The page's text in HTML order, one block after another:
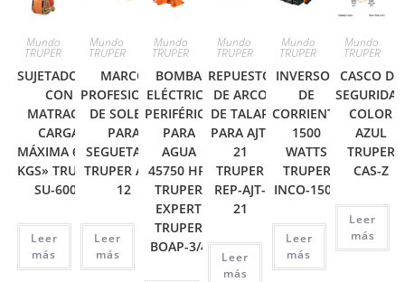
Mundo
TRUPER
SUJETADORES
CON
MATRACA,
CARGA
MÁXIMA 6000
KGS» TRUPER
SU-6000
Leer
más
Mundo
TRUPER
MARCO
PROFESIONAL
DE SOLERA
PARA
SEGUETA 12′
TRUPER APT-
12
Leer
más
Mundo
TRUPER
BOMBA
ELÉCTRICA
PERIFÉRICA
PARA
AGUA
45750 HP,
TRUPER
EXPERT
TRUPER
BOAP-3/4
Mundo
TRUPER
REPUESTO
DE ARCO
DE TALAR
PARA AJT-
21
TRUPER
REP-AJT-
21
Leer
más
Mundo
TRUPER
INVERSOR
DE
CORRIENTE
1500
WATTS
TRUPER
INCO-1500
Leer
más
Mundo
TRUPER
CASCO DE
COLOR
AZUL
TRUPER
CAS-Z
Leer
más